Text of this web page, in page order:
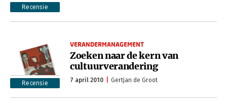
Recensie
Recensie
VERANDERMANAGEMENT
Zoeken naar de kern van
cultuurverandering
7 april 2010 Gertjan de Groot